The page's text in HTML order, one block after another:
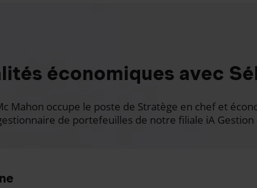
économiques avec
Mahon occupe le poste de Stratège en chef et
de portefeuilles de notre filiale iA Gestion